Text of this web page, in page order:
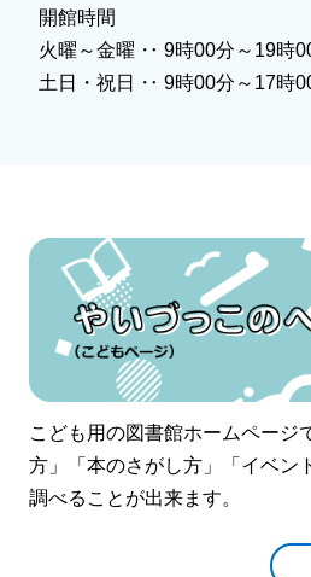
開館時間
火曜～金曜 ‥ 9時00分～19時
土日・祝日 ‥ 9時00分～17時
こども用の図書館ホームページ
方」「本のさがし方」「イベン
調べることが出来ます。